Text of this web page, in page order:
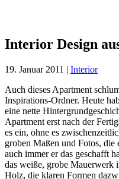
Interior Design
19. Januar 2011 | Interior
Auch dieses Apartment
Inspirations-Ordner. Heute
eine nette
Apartment erst nach der
es ein, ohne es
groben Maßen und Fotos, die
auch immer er das geschafft
das weiße, grobe Mauerwerk
Holz, die klaren Formen